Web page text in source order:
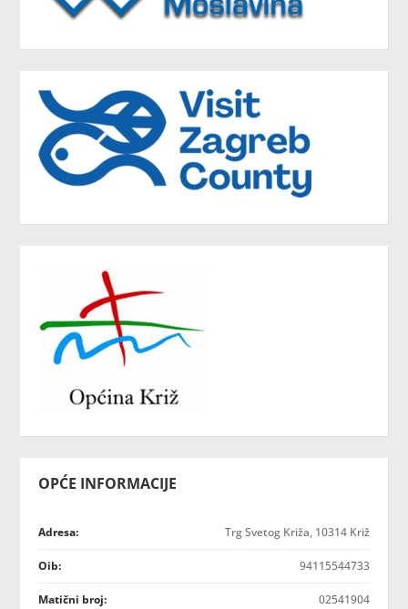
OPĆE INFORMACIJE
Adresa: Trg Svetog Križa, 10314 Križ
Oib: 94115544733
Matični broj: 02541904